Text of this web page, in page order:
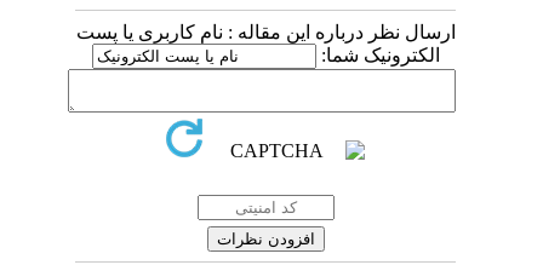
ارسال نظر درباره این مقاله : نام کاربری یا پست
الکترونیک شما: